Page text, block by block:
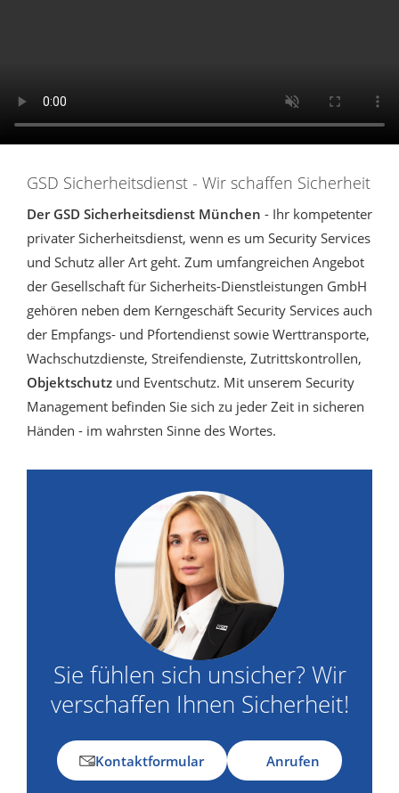
GSD Sicherheitsdienst - Wir schaffen Sicherheit
Der GSD Sicherheitsdienst München - Ihr kompetenter
privater Sicherheitsdienst, wenn es um Security Services
und Schutz aller Art geht. Zum umfangreichen Angebot
der Gesellschaft für Sicherheits-Dienstleistungen GmbH
gehören neben dem Kerngeschäft Security Services auch
der Empfangs- und Pfortendienst sowie Werttransporte,
Wachschutzdienste, Streifendienste, Zutrittskontrollen,
Objektschutz und Eventschutz. Mit unserem Security
Management befinden Sie sich zu jeder Zeit in sicheren
Händen - im wahrsten Sinne des Wortes.
Sie fühlen sich unsicher? Wir
verschaffen Ihnen Sicherheit!
Kontaktformular Anrufen